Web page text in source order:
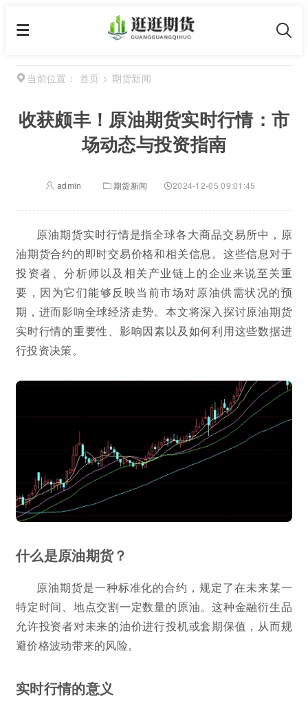
当前位置： 首页 > 期货新闻
收获颇丰！原油期货实时行情：市
场动态与投资指南
admin 期货新闻 2024-12-05 09:01:45
原油期货实时行情是指全球各大商品交易所中，原
油期货合约的即时交易价格和相关信息。这些信息对于
投资者、分析师以及相关产业链上的企业来说至关重
要，因为它们能够反映当前市场对原油供需状况的预
期，进而影响全球经济走势。本文将深入探讨原油期货
实时行情的重要性、影响因素以及如何利用这些数据进
行投资决策。
什么是原油期货？
原油期货是一种标准化的合约，规定了在未来某一
特定时间、地点交割一定数量的原油。这种金融衍生品
允许投资者对未来的油价进行投机或套期保值，从而规
避价格波动带来的风险。
实时行情的意义